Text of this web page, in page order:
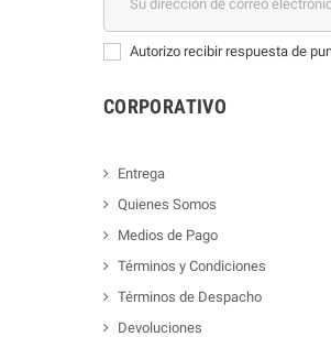
Autorizo recibir respuesta de
CORPORATIVO
Entrega
Quienes Somos
Medios de Pago
Términos y Condiciones
Términos de Despacho
Devoluciones